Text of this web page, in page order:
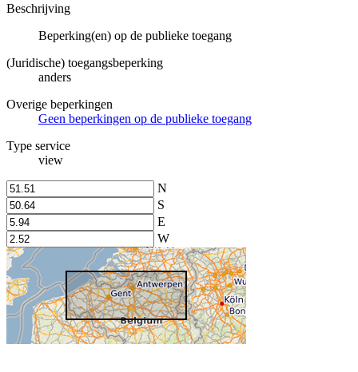
Beschrijving
Beperking(en) op de publieke toegang
(Juridische) toegangsbeperking
anders
Overige beperkingen
Geen beperkingen op de publieke toegang
Type service
view
N
S
E
W